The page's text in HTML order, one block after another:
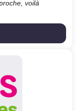
voilà